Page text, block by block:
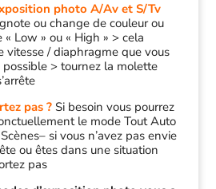
photo A/Av et S/Tv
ou change de couleur ou
« Low » ou « High » > cela
vitesse / diaphragme que vous
possible > tournez la molette
pas ?Si besoin vous pourrez
le mode Tout Auto
si vous n’avez pas envie
ou êtes dans une situation
pas